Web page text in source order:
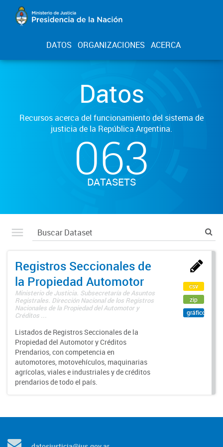
DATOS ORGANIZACIONES ACERCA
Datos
Recursos acerca del funcionamiento del sistema de
justicia de la República Argentina.
063
DATASETS
Registros Seccionales de
la Propiedad Automotor
Ministerio de Justicia. Subsecretaría de Asuntos
Registrales. Dirección Nacional de los Registros
Nacionales de la Propiedad del Automotor y
Créditos ...
Listados de Registros Seccionales de la
Propiedad del Automotor y Créditos
Prendarios, con competencia en
automotores, motovehículos, maquinarias
agrícolas, viales e industriales y de créditos
prendarios de todo el país.
csv
zip
gráfico